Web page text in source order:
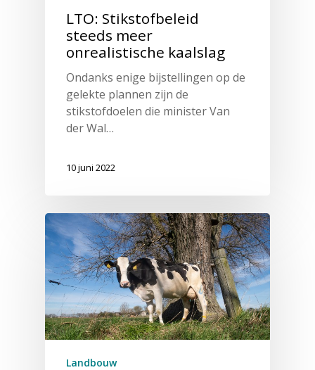
LTO: Stikstofbeleid
steeds meer
onrealistische kaalslag
Ondanks enige bijstellingen op de
gelekte plannen zijn de
stikstofdoelen die minister Van
der Wal…
10 juni 2022
Landbouw